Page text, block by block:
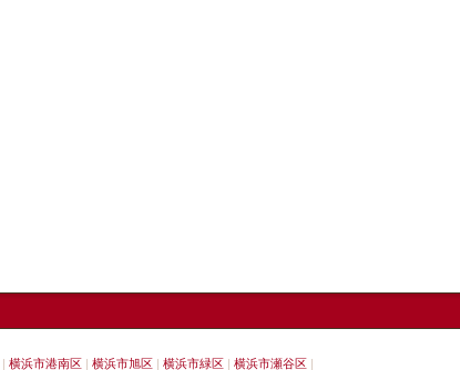
横浜市港南区 横浜市旭区 横浜市緑区 横浜市瀬谷区